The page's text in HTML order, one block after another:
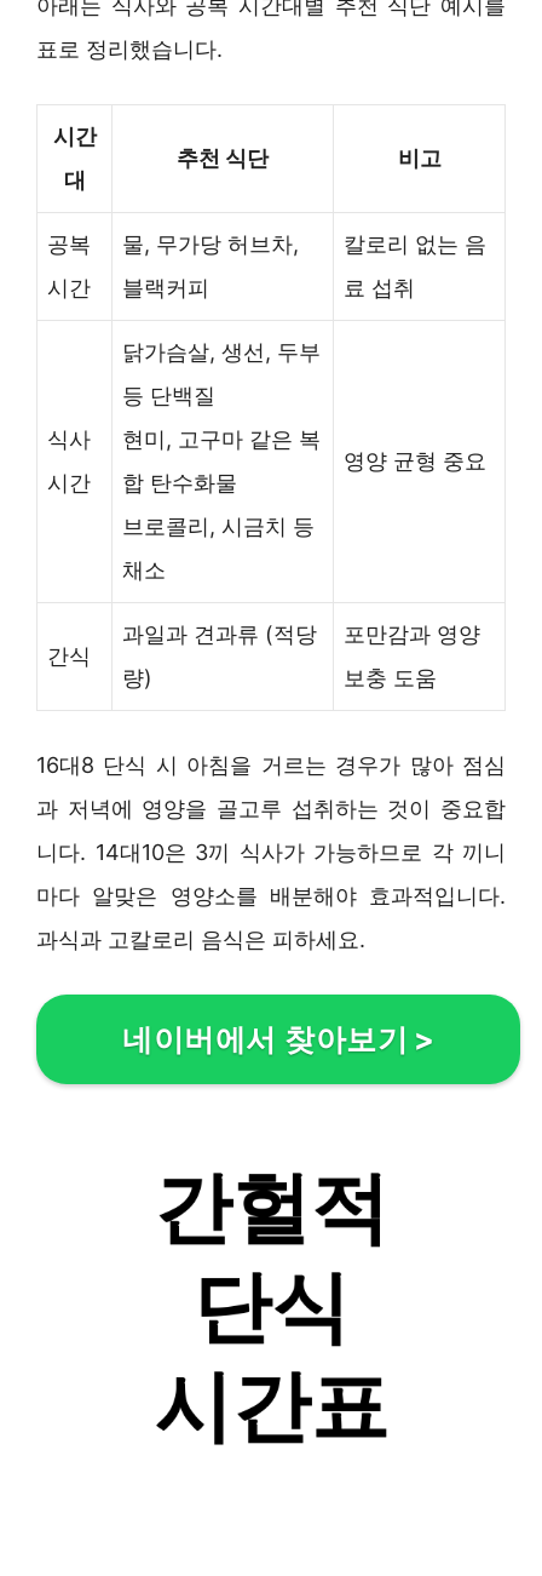
아래는 식사와 공복 시간대별 추천 식단 예시를
표로 정리했습니다.
시간
대
추천 식단 비고
공복
시간
물, 무가당 허브차,
블랙커피
칼로리 없는 음
료 섭취
식사
시간
닭가슴살, 생선, 두부
등 단백질
현미, 고구마 같은 복
합 탄수화물
브로콜리, 시금치 등
채소
영양 균형 중요
간식
과일과 견과류 (적당
량)
포만감과 영양
보충 도움
16대8 단식 시 아침을 거르는 경우가 많아 점심
과 저녁에 영양을 골고루 섭취하는 것이 중요합
니다. 14대10은 3끼 식사가 가능하므로 각 끼니
마다 알맞은 영양소를 배분해야 효과적입니다.
과식과 고칼로리 음식은 피하세요.
네이버에서 찾아보기 >